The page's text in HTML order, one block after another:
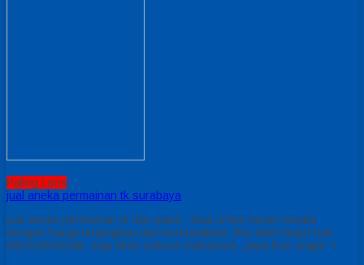
Paling Laris
jual aneka permainan tk surabaya
jual aneka permainan tk dan paud , bisa untuk taman wisata
dengan harga terjangkau dan berkuwalitas. ifno lebih lanjut hub
085230550048. siap kirim seluruh indonesia , jawa free ongkir !!